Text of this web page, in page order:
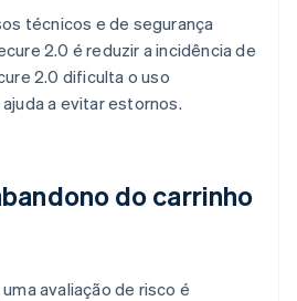
técnicos e de segurança
2.0 é reduzir a incidência de
2.0 dificulta o uso
a evitar estornos.
do carrinho
avaliação de risco é